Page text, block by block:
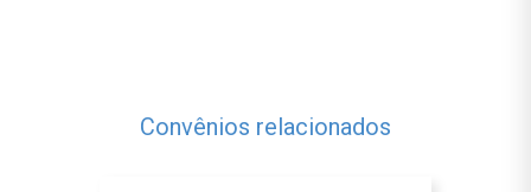
Convênios relacionados